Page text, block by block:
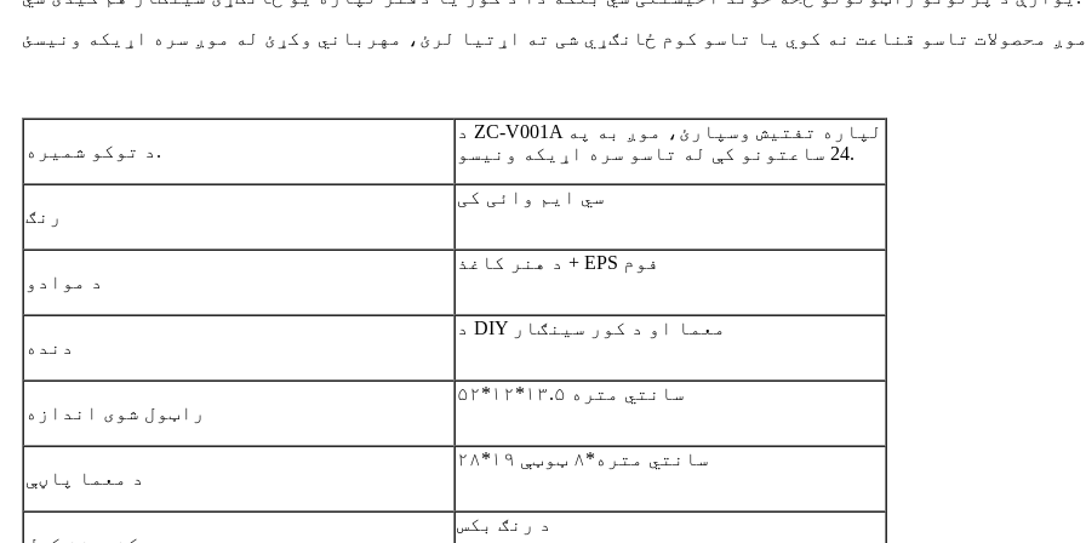
د توکو شمیره.
د ZC-V001A لپاره تفتیش وسپارئ، موږ به په
24 ساعتونو کې له تاسو سره اړیکه ونیسو.
رنګ
سي ایم وائی کی
د موادو
د هنر کاغذ + EPS فوم
دنده
د DIY معما او د کور سينګار
راټول شوی اندازه
۵۲*۱۲*۱۳.۵ سانتي متره
د معما پاڼې
۲۸*۱۹ سانتي متره*۸ ټوټې
د رنګ بکس